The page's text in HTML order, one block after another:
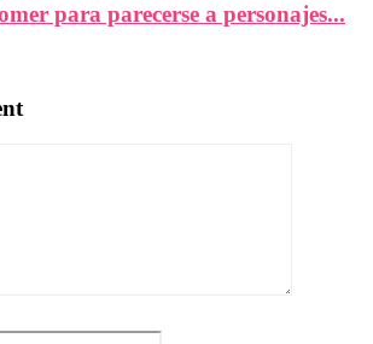
para parecerse a personajes...